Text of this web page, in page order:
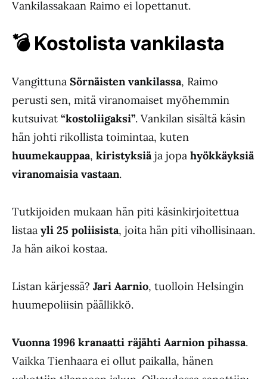
Vankilassakaan Raimo ei lopettanut.
💣Kostolista vankilasta
Vangittuna Sörnäisten vankilassa, Raimo
perusti sen, mitä viranomaiset myöhemmin
kutsuivat “kostoliigaksi”. Vankilan sisältä käsin
hän johti rikollista toimintaa, kuten
huumekauppaa, kiristyksiäja jopa hyökkäyksiä
viranomaisia vastaan.
Tutkijoiden mukaan hän piti käsinkirjoitettua
listaa yli 25 poliisista, joita hän piti vihollisinaan.
Ja hän aikoi kostaa.
Listan kärjessä? Jari Aarnio, tuolloin Helsingin
huumepoliisin päällikkö.
Vuonna 1996 kranaatti räjähti Aarnion pihassa.
Vaikka Tienhaara ei ollut paikalla, hänen